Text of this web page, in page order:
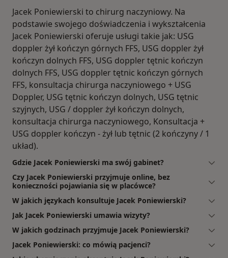
Jacek Poniewierski to chirurg naczyniowy. Na
podstawie swojego doświadczenia i wykształcenia
Jacek Poniewierski oferuje usługi takie jak: USG
doppler żył kończyn górnych FFS, USG doppler żył
kończyn dolnych FFS, USG doppler tętnic kończyn
dolnych FFS, USG doppler tętnic kończyn górnych
FFS, konsultacja chirurga naczyniowego + USG
Doppler, USG tętnic kończyn dolnych, USG tętnic
szyjnych, USG / doppler żył kończyn dolnych,
konsultacja chirurga naczyniowego, Konsultacja +
USG doppler kończyn - żył lub tętnic (2 kończyny / 1
układ).
Gdzie Jacek Poniewierski ma swój gabinet?
Czy Jacek Poniewierski przyjmuje online, bez
konieczności pojawiania się w placówce?
W jakich językach konsultuje Jacek Poniewierski?
Jak Jacek Poniewierski umawia wizyty?
W jakich godzinach przyjmuje Jacek Poniewierski?
Jacek Poniewierski: co mówią pacjenci?